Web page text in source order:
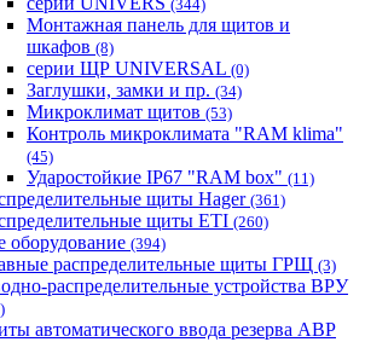
(344)
Монтажная панель для щитов и
шкафов (8)
серии ЩР UNIVERSAL (0)
Заглушки, замки и пр. (34)
Микроклимат щитов (53)
Контроль микроклимата "RAM klima"
(45)
Ударостойкие IP67 "RAM box" (11)
щиты Hager (361)
щиты ETI (260)
оборудование (394)
распределительные щиты ГРЩ (3)
распределительные устройства ВРУ
автоматического ввода резерва АВР